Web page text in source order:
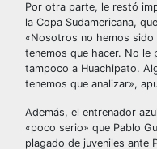
Por otra parte, le restó
la Copa Sudamericana,
«Nosotros no hemos sido
tenemos que hacer. No le
tampoco a Huachipato.
tenemos que analizar»,
Además, el entrenador
«poco serio» que Pablo
plagado de juveniles ante